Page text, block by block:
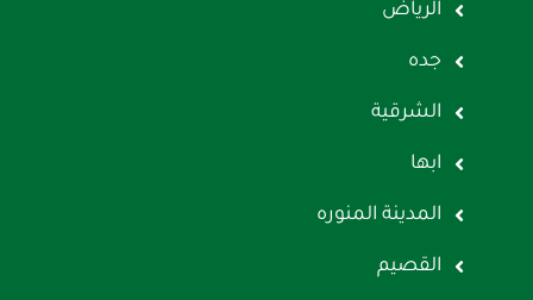
الرياض
جده
الشرقية
ابها
المدينة المنوره
القصيم